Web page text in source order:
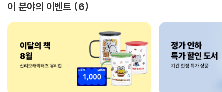
이 분야의 이벤트 6